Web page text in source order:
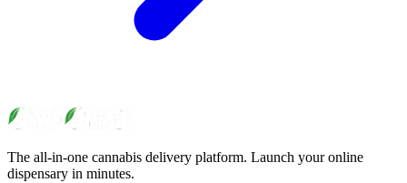
The all-in-one cannabis delivery platform. Launch your online
dispensary in minutes.